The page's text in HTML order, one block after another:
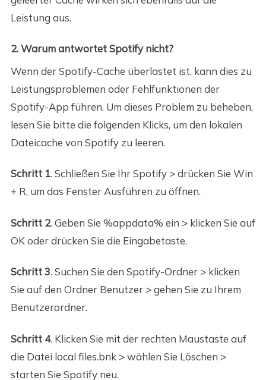
Leistung aus.
2. Warum antwortet Spotify nicht?
Wenn der Spotify-Cache überlastet ist, kann dies zu
Leistungsproblemen oder Fehlfunktionen der
Spotify-App führen. Um dieses Problem zu beheben,
lesen Sie bitte die folgenden Klicks, um den lokalen
Dateicache von Spotify zu leeren.
Schritt 1. Schließen Sie Ihr Spotify > drücken Sie Win
+ R, um das Fenster Ausführen zu öffnen.
Schritt 2. Geben Sie %appdata% ein > klicken Sie auf
OK oder drücken Sie die Eingabetaste.
Schritt 3. Suchen Sie den Spotify-Ordner > klicken
Sie auf den Ordner Benutzer > gehen Sie zu Ihrem
Benutzerordner.
Schritt 4. Klicken Sie mit der rechten Maustaste auf
die Datei local files.bnk > wählen Sie Löschen >
starten Sie Spotify neu.